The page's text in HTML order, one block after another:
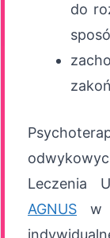
do
Leczenia
AGNUS w